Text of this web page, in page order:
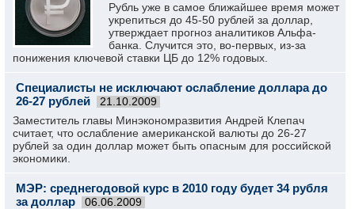
Рубль уже в самое ближайшее время может
укрепиться до 45-50 рублей за доллар,
утверждает прогноз аналитиков Альфа-
банка. Случится это, во-первых, из-за
понижения ключевой ставки ЦБ до 12% годовых.
Специалисты не исключают ослабление доллара до
26-27 рублей
21.10.2009
Заместитель главы Минэкономразвития Андрей Клепач
считает, что ослабление американской валюты до 26-27
рублей за один доллар может быть опасным для российской
экономики.
МЭР: среднегодовой курс в 2010 году будет 34 рубля
за доллар
06.06.2009